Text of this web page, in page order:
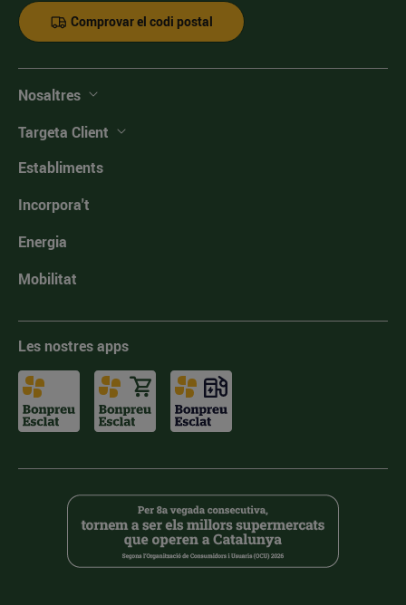
Comprovar el codi postal
Nosaltres
Targeta Client
Establiments
Incorpora't
Energia
Mobilitat
Les nostres apps